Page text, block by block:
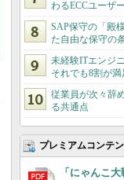
わるECCユーザ
SAP保守の「殿
た自由な保守の
未経験ITエンジ
それでも8割が
従業員が次々辞
る共通点
プレミアムコンテ
「にゃんこ